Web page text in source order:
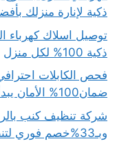
ذكية لإنارة منزلك
توصيل اسلاك كهرباء
ذكية 100% لكل منزل
فحص الكابلات
ضمان100% الأمان يبدأ من الداخل
وبـ33%خصم فوري لتنظيف كنبات احجز الآن